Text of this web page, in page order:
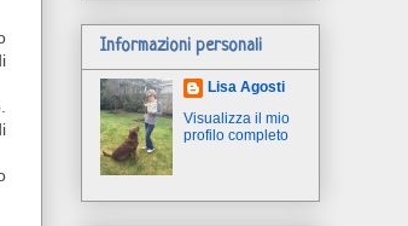
Informazioni personali
Lisa Agosti
Visualizza il mio
profilo completo